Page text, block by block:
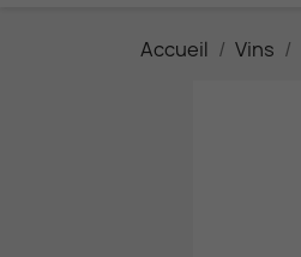
Accueil Vins